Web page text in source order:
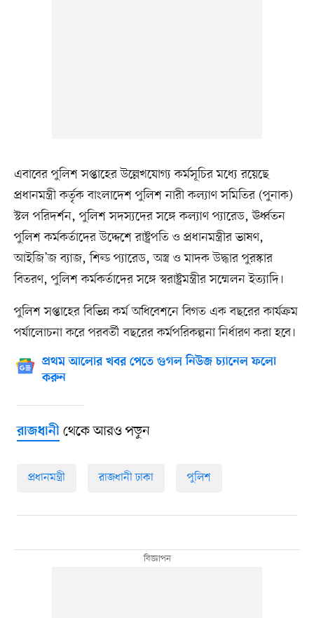
এবাবের পুলিশ সপ্তাহের উল্লেখযোগ্য কর্মসূচির মধ্যে রয়েছে
প্রধানমন্ত্রী কর্তৃক বাংলাদেশ পুলিশ নারী কল্যাণ সমিতির (পুনাক)
স্টল পরিদর্শন, পুলিশ সদস্যদের সঙ্গে কল্যাণ প্যারেড, ঊর্ধ্বতন
পুলিশ কর্মকর্তাদের উদ্দেশে রাষ্ট্রপতি ও প্রধানমন্ত্রীর ভাষণ,
আইজি’জ ব্যাজ, শিল্ড প্যারেড, অস্ত্র ও মাদক উদ্ধার পুরস্কার
বিতরণ, পুলিশ কর্মকর্তাদের সঙ্গে স্বরাষ্ট্রমন্ত্রীর সম্মেলন ইত্যাদি।
পুলিশ সপ্তাহের বিভিন্ন কর্ম অধিবেশনে বিগত এক বছরের কার্যক্রম
পর্যালোচনা করে পরবর্তী বছরের কর্মপরিকল্পনা নির্ধারণ করা হবে।
প্রথম আলোর খবর পেতে গুগল নিউজ চ্যানেল ফলো
করুন
রাজধানীথেকে আরও পড়ুন
প্রধানমন্ত্রী রাজধানী ঢাকা পুলিশ